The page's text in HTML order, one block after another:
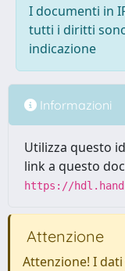
I documenti in
tutti i diritti
indicazione
Informazioni
Utilizza questo
link a questo
https://
Attenzione
Attenzione! I